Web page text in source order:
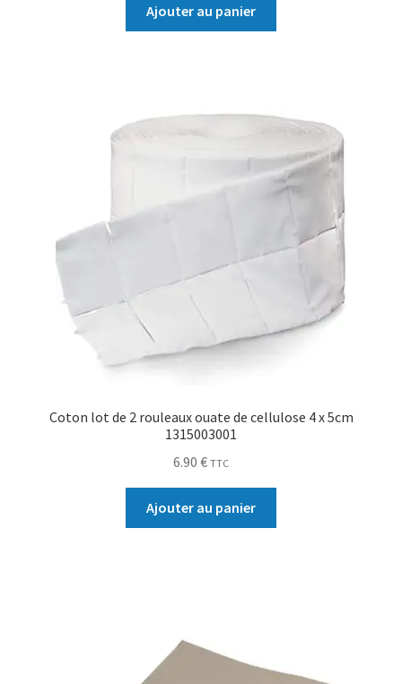
Ajouter au panier
Coton lot de 2 rouleaux ouate de cellulose 4 x 5cm
1315003001
6.90 € TTC
Ajouter au panier